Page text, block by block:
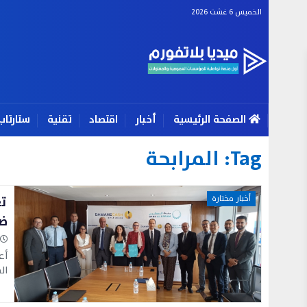
الخميس 6 غشت 2026
الصفحة الرئيسية أخبار اقتصاد تقنية
Tag: المرابحة
أخبار مختارة